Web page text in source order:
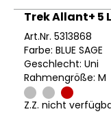
Trek Allant+ 5
Art.Nr. 5313868
Farbe: BLUE SAGE
Geschlecht: Uni
Rahmengröße: M
Z.Z. nicht